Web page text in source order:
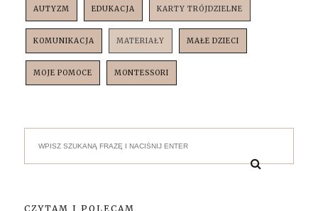
AUTYZM EDUKACJA KARTY TRÓJDZIELNE
KOMUNIKACJA MATERIAŁY MAŁE DZIECI
MOJE POMOCE MONTESSORI
CZYTAM I POLECAM